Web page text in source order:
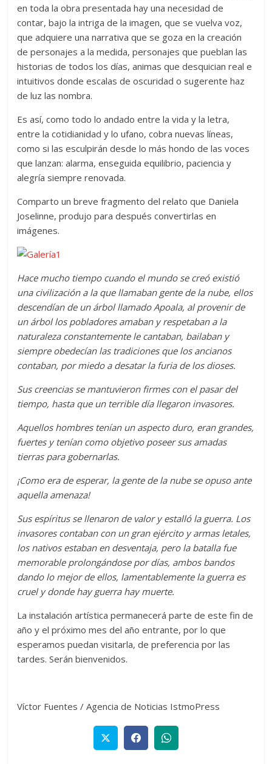
en toda la obra presentada hay una necesidad de
contar, bajo la intriga de la imagen, que se vuelva voz,
que adquiere una narrativa que se goza en la creación
de personajes a la medida, personajes que pueblan las
historias de todos los días, animas que desquician real e
intuitivos donde escalas de oscuridad o sugerente haz
de luz las nombra.
Es así, como todo lo andado entre la vida y la letra,
entre la cotidianidad y lo ufano, cobra nuevas líneas,
como si las esculpirán desde lo más hondo de las voces
que lanzan: alarma, enseguida equilibrio, paciencia y
alegría siempre renovada.
Comparto un breve fragmento del relato que Daniela
Joselinne, produjo para después convertirlas en
imágenes.
Hace mucho tiempo cuando el mundo se creó existió
una civilización a la que llamaban gente de la nube, ellos
descendían de un árbol llamado Apoala, al provenir de
un árbol los pobladores amaban y respetaban a la
naturaleza constantemente le cantaban, bailaban y
siempre obedecían las tradiciones que los ancianos
contaban, por miedo a desatar la furia de los dioses.
Sus creencias se mantuvieron firmes con el pasar del
tiempo, hasta que un terrible día llegaron invasores.
Aquellos hombres tenían un aspecto duro, eran grandes,
fuertes y tenían como objetivo poseer sus amadas
tierras para gobernarlas.
¡Como era de esperar, la gente de la nube se opuso ante
aquella amenaza!
Sus espíritus se llenaron de valor y estalló la guerra. Los
invasores contaban con un gran ejército y armas letales,
los nativos estaban en desventaja, pero la batalla fue
memorable prolongándose por días, ambos bandos
dando lo mejor de ellos, lamentablemente la guerra es
cruel y donde hay guerra hay muerte.
La instalación artística permanecerá parte de este fin de
año y el próximo mes del año entrante, por lo que
esperamos puedan visitarla, de preferencia por las
tardes. Serán bienvenidos.
Víctor Fuentes / Agencia de Noticias IstmoPress